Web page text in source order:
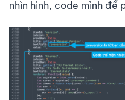
nhìn hình, code mình để